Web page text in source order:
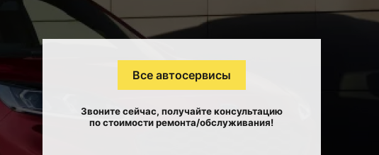
Все автосервисы
Звоните сейчас, получайте консультацию
по стоимости ремонта/обслуживания!